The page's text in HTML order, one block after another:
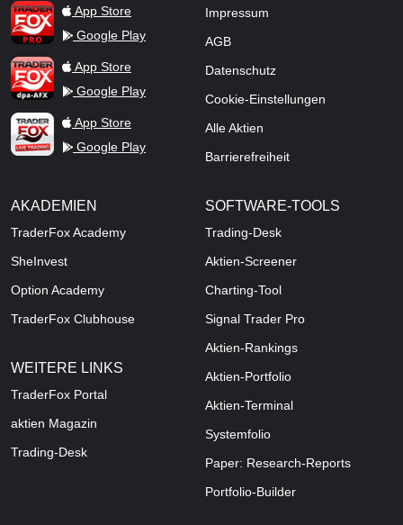
TraderFox ProApp Store
Google Play
TraderFox dpa-AFX ProFeed
App Store
Google Play
TraderFox Live Trading
App Store
Google Play
Impressum
AGB
Datenschutz
Cookie-Einstellungen
Alle Aktien
Barrierefreiheit
AKADEMIEN
TraderFox Academy
SheInvest
Option Academy
TraderFox Clubhouse
WEITERE LINKS
TraderFox Portal
aktien Magazin
Trading-Desk
SOFTWARE-TOOLS
Trading-Desk
Aktien-Screener
Charting-Tool
Signal Trader Pro
Aktien-Rankings
Aktien-Portfolio
Aktien-Terminal
Systemfolio
Paper: Research-Reports
Portfolio-Builder